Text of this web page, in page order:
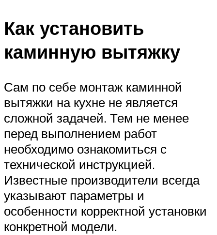
Как установить
каминную вытяжку
Сам по себе монтаж каминной
вытяжки на кухне не является
сложной задачей. Тем не менее
перед выполнением работ
необходимо ознакомиться с
технической инструкцией.
Известные производители всегда
указывают параметры и
особенности корректной установки
конкретной модели.